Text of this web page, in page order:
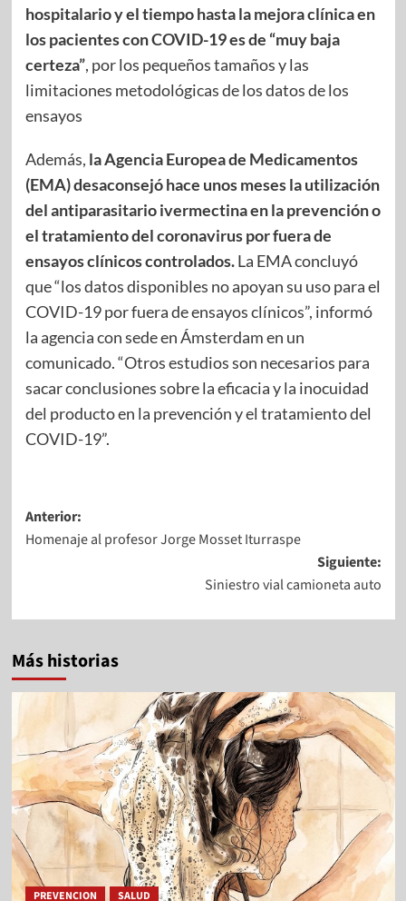
hospitalario y el tiempo hasta la mejora clínica en
los pacientes con COVID-19 es de “muy baja
certeza”, por los pequeños tamaños y las
limitaciones metodológicas de los datos de los
ensayos
Además, la Agencia Europea de Medicamentos
(EMA) desaconsejó hace unos meses la utilización
del antiparasitario ivermectina en la prevención o
el tratamiento del coronavirus por fuera de
ensayos clínicos controlados.La EMA concluyó
que “los datos disponibles no apoyan su uso para el
COVID-19 por fuera de ensayos clínicos”, informó
la agencia con sede en Ámsterdam en un
comunicado. “Otros estudios son necesarios para
sacar conclusiones sobre la eficacia y la inocuidad
del producto en la prevención y el tratamiento del
COVID-19”.
Anterior:
Homenaje al profesor Jorge Mosset Iturraspe
Siguiente:
Siniestro vial camioneta auto
Más historias
PREVENCION SALUD